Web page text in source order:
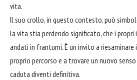
vita.
Il suo crollo, in questo contesto, può
la vita stia perdendo significato, che i propri
andati in frantumi. È un invito a riesaminare
proprio percorso e a trovare un nuovo
caduta diventi definitiva.